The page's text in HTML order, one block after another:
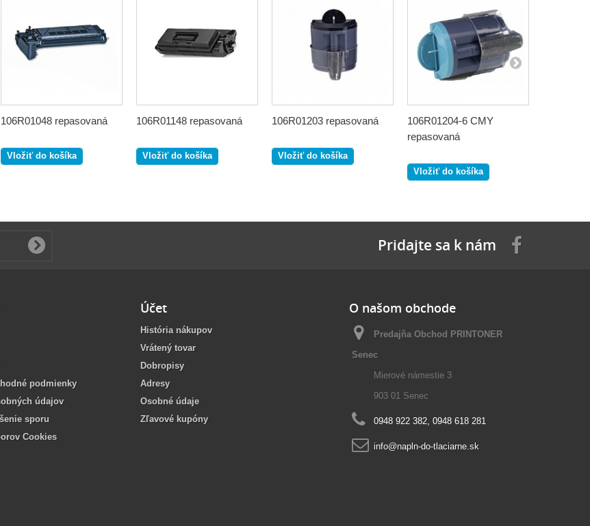
106R01048 repasovaná
Vložiť do košíka
106R01148 repasovaná
Vložiť do košíka
106R01203 repasovaná
Vložiť do košíka
106R01204-6 CMY
repasovaná
Vložiť do košíka
Pridajte sa k nám
podmienky
údajov
sporu
Cookies
Účet
História nákupov
Vrátený tovar
Dobropisy
Adresy
Osobné údaje
Zľavové kupóny
O našom obchode
Predajňa Obchod PRINTONER
Senec
Mierové námestie 3
903 01 Senec
0948 922 382, 0948 618 281
info@napln-do-tlaciarne.sk